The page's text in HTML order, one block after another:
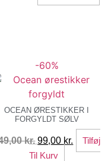
-60%
OCEAN ØRESTIKKER I
FORGYLDT SØLV
kr. Den
oprindelige
99,00 kr. Den
aktuelle
Tilføj
Til Kurv